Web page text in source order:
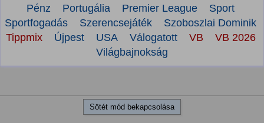
Pénz
Portugália Premier League
Sport
Sportfogadás
Szerencsejáték
Szoboszlai Dominik
Tippmix
Újpest USA Válogatott VB
VB 2026
Világbajnokság
Sötét mód bekapcsolása